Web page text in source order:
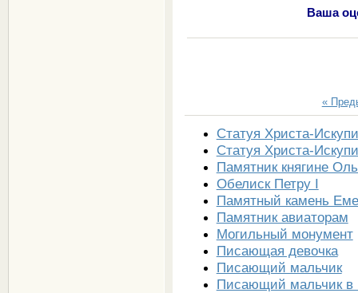
Ваша
«
Статуя Христа-
Статуя Христа-
Памятник княгине
Обелиск Петру I
Памятный камень
Памятник авиаторам
Могильный монумент
Писающая девочка
Писающий мальчик
Писающий мальчик в